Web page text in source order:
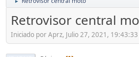
►
Retrovisor central
Iniciado por Aprz, Julio 27, 2021, 19:43:33